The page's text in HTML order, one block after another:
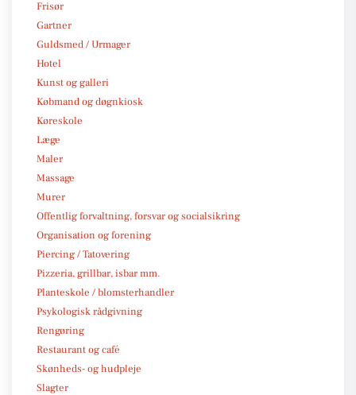
Frisør
Gartner
Guldsmed / Urmager
Hotel
Kunst og galleri
Købmand og døgnkiosk
Køreskole
Læge
Maler
Massage
Murer
Offentlig forvaltning, forsvar og socialsikring
Organisation og forening
Piercing / Tatovering
Pizzeria, grillbar, isbar mm.
Planteskole / blomsterhandler
Psykologisk rådgivning
Rengøring
Restaurant og café
Skønheds- og hudpleje
Slagter